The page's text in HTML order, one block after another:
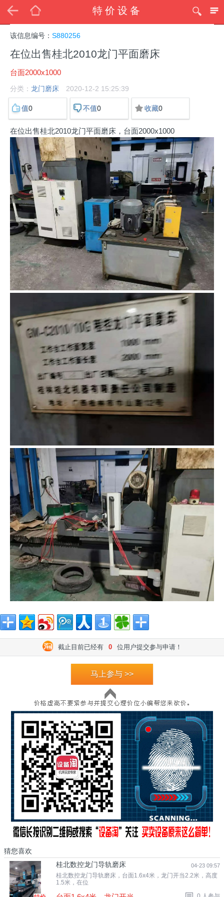
特价设备
该信息编号：S880256
在位出售桂北2010龙门平面磨床
台面2000x1000
分类：龙门磨床 2020-12-2 15:25:39
值0 不值0 收藏0
在位出售桂北2010龙门平面磨床，台面2000x1000
截止目前已经有 0 位用户提交参与申请！
马上参与 >>
猜您喜欢
04-23 09:57
桂北数控龙门导轨磨床
桂北数控龙门导轨磨床，台面1.6x4米，龙门开当2.2米，高度
1.5米，在位